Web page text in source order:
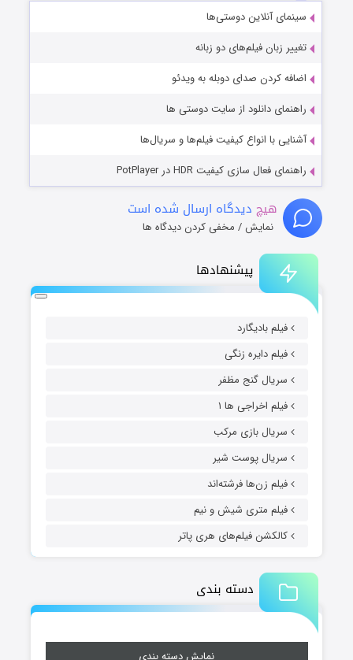
پیشنهادها
فیلم بادیگارد
فیلم دایره زنگی
سریال گنج مظفر
فیلم اخراجی ها ۱
سریال بازی مرکب
سریال پوست شیر
فیلم زن‌ها فرشته‌اند
فیلم متری شیش و نیم
کالکشن فیلم‌های هری پاتر
دسته بندی
نمایش دسته بندی
سینمای آنلاین دوستی‌ها
تغییر زبان فیلم‌های دو زبانه
اضافه کردن صدای دوبله به ویدئو
راهنمای دانلود از سایت دوستی ها
آشنایی با انواع کیفیت فیلم‌ها و سریال‌ها
راهنمای فعال سازی کیفیت HDR در PotPlayer
هیچ دیدگاه ارسال شده است
نمایش / مخفی کردن دیدگاه ها